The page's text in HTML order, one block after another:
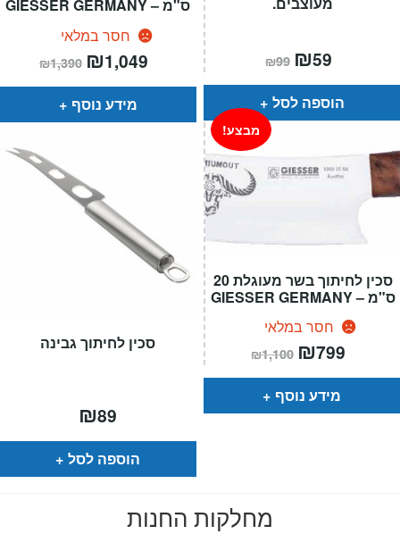
ס"מ – GIESSER GERMANY
חסר במלאי
₪1,390 המחיר
המקורי
היה:
₪1,390.
₪1,049
הוא:
מידע נוסף
₪99 המחיר
המקורי
היה:
₪99.
₪59
הוא:
הוספה לסל
סכין לחיתוך גבינה
₪89
הוספה לסל
סכין לחיתוך בשר מעוגלת 20
ס"מ – GIESSER GERMANY
חסר במלאי
מבצע!
₪1,100 המחיר
המקורי
היה:
₪799
הוא:
מידע נוסף
מחלקות החנות